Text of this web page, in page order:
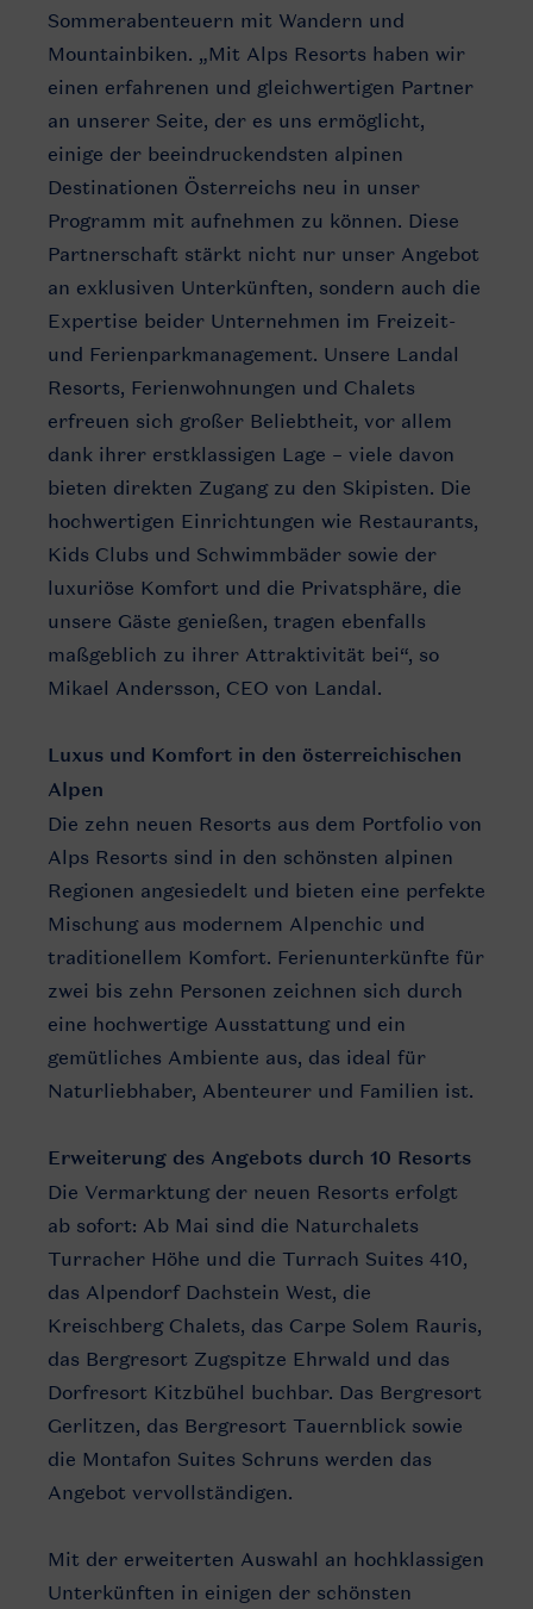
Sommerabenteuern mit Wandern und
Mountainbiken. „Mit Alps Resorts haben wir
einen erfahrenen und gleichwertigen Partner
an unserer Seite, der es uns ermöglicht,
einige der beeindruckendsten alpinen
Destinationen Österreichs neu in unser
Programm mit aufnehmen zu können. Diese
Partnerschaft stärkt nicht nur unser Angebot
an exklusiven Unterkünften, sondern auch die
Expertise beider Unternehmen im Freizeit-
und Ferienparkmanagement. Unsere Landal
Resorts, Ferienwohnungen und Chalets
erfreuen sich großer Beliebtheit, vor allem
dank ihrer erstklassigen Lage – viele davon
bieten direkten Zugang zu den Skipisten. Die
hochwertigen Einrichtungen wie Restaurants,
Kids Clubs und Schwimmbäder sowie der
luxuriöse Komfort und die Privatsphäre, die
unsere Gäste genießen, tragen ebenfalls
maßgeblich zu ihrer Attraktivität bei“, so
Mikael Andersson, CEO von Landal.
Luxus und Komfort in den österreichischen
Alpen
Die zehn neuen Resorts aus dem Portfolio von
Alps Resorts sind in den schönsten alpinen
Regionen angesiedelt und bieten eine perfekte
Mischung aus modernem Alpenchic und
traditionellem Komfort. Ferienunterkünfte für
zwei bis zehn Personen zeichnen sich durch
eine hochwertige Ausstattung und ein
gemütliches Ambiente aus, das ideal für
Naturliebhaber, Abenteurer und Familien ist.
Erweiterung des Angebots durch 10 Resorts
Die Vermarktung der neuen Resorts erfolgt
ab sofort: Ab Mai sind die Naturchalets
Turracher Höhe und die Turrach Suites 410,
das Alpendorf Dachstein West, die
Kreischberg Chalets, das Carpe Solem Rauris,
das Bergresort Zugspitze Ehrwald und das
Dorfresort Kitzbühel buchbar. Das Bergresort
Gerlitzen, das Bergresort Tauernblick sowie
die Montafon Suites Schruns werden das
Angebot vervollständigen.
Mit der erweiterten Auswahl an hochklassigen
Unterkünften in einigen der schönsten